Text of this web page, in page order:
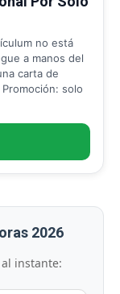
no está
a manos del
carta de
solo
2026
instante: